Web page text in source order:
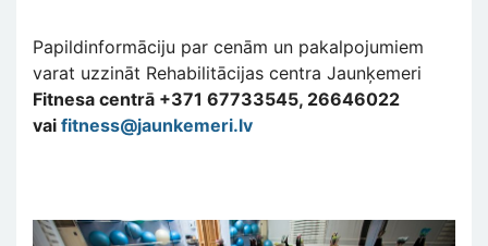
Papildinformāciju par cenām un pakalpojumiem
varat uzzināt Rehabilitācijas centra Jaunķemeri
Fitnesa centrā +371 67733545, 26646022
vai fitness@jaunkemeri.lv